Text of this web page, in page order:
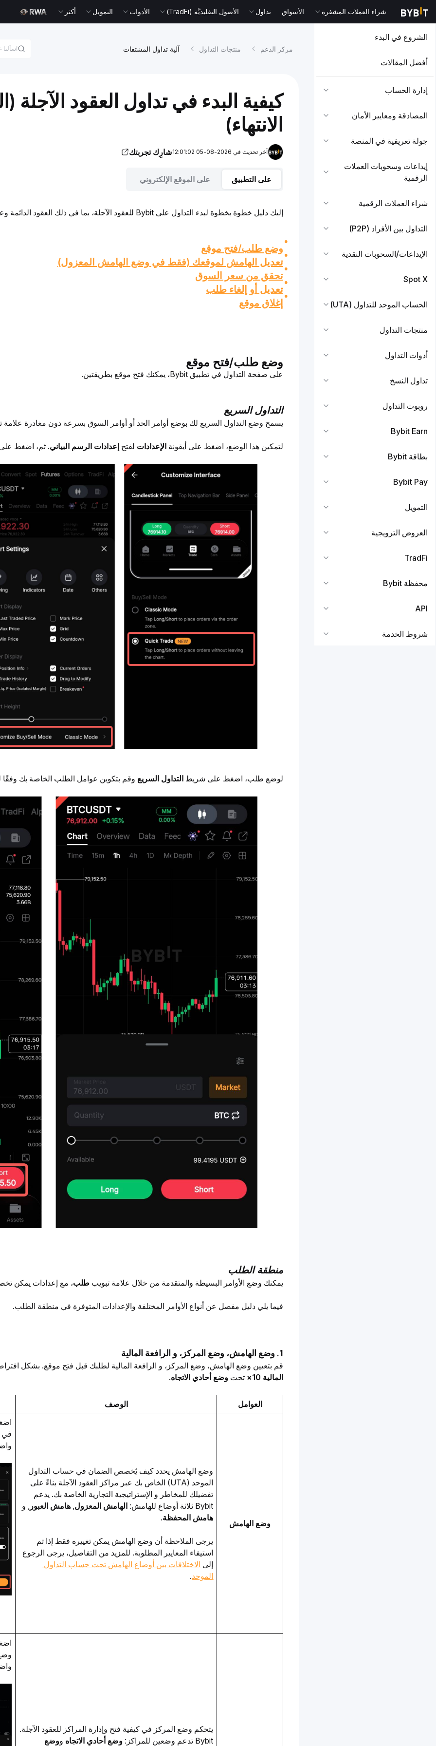
شراء العملات المشفرة الأسواق تداول الأصول التقليديَّة (TradFi) الأدوات التمويل أكثر
الشروع في البدء
أفضل المقالات
إدارة الحساب
المصادقة ومعايير الأمان
جولة تعريفية في المنصة
إيداعات وسحوبات العملات
الرقمية
شراء العملات الرقمية
التداول بين الأفراد (P2P)
الإيداعات/السحوبات النقدية
Spot X
الحساب الموحد للتداول (UTA)
منتجات التداول
أدوات التداول
تداول النسخ
روبوت التداول
Bybit Earn
بطاقة Bybit
Bybit Pay
التمويل
العروض الترويجية
TradFi
محفظة Bybit
API
شروط الخدمة
مركز الدعم منتجات التداول آلية تداول المشتقات
كيفية البدء في تداول العقود الآجلة
الانتهاء)
آخر تحديث في 2026-08-05 12:01:02 شارِك تجربتك
على التطبيق على الموقع الإلكتروني
إليك دليل خطوة بخطوة لبدء التداول على Bybit للعقود الآجلة، بما في ذلك العقود الدائمة وعقود الانتهاء.
وضع طلب/فتح موقع
تعديل الهامش لموقعك (فقط في وضع الهامش المعزول)
تحقق من سعر السوق
تعديل أو إلغاء طلب
إغلاق موقع
وضع طلب/فتح موقع
على صفحة التداول في تطبيق Bybit، يمكنك فتح موقع بطريقتين.
التداول السريع
يسمح وضع التداول السريع لك بوضع أوامر الحد أو أوامر السوق بسرعة دون مغادرة علامة
لتمكين هذا الوضع، اضغط على أيقونة الإعدادات لفتح إعدادات الرسم البياني. ثم، اضغط
لوضع طلب، اضغط على شريط التداول السريع وقم بتكوين عوامل الطلب الخاصة بك
منطقة الطلب
يمكنك وضع الأوامر البسيطة والمتقدمة من خلال علامة تبويب طلب، مع إعدادات يمكن
فيما يلي دليل مفصل عن أنواع الأوامر المختلفة والإعدادات المتوفرة في منطقة الطلب.
1. وضع الهامش، وضع المركز، و الرافعة المالية
قم بتعيين وضع الهامش، وضع المركز، و الرافعة المالية لطلبك قبل فتح موقع. بشكل
المالية 10×
تحت وضع أحادي الاتجاه.
العوامل الوصف
وضع الهامش
Bybit ثلاثة أوضاع للهامش:
الهامش المعزول, هامش العبور , و
هامش المحفظة.
إلى
الموحد.
Bybit تدعم وضعين للمراكز:
وضع أحادي الاتجاه و